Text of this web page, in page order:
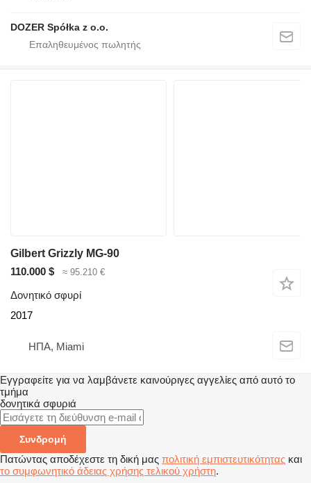
DOZER Spółka z o.o.
Gilbert Grizzly MG-90
110.000 $
≈ 95.210 €
Δονητικό σφυρί
2017
ΗΠΑ, Miami
Εγγραφείτε για να λαμβάνετε καινούριγες αγγελίες από αυτό το
τμήμα
δονητικά σφυριά
Συνδρομή
Πατώντας αποδέχεστε τη δική μας πολιτική εμπιστευτικότητας και
το συμφωνητικό άδειας χρήσης τελικού χρήστη.